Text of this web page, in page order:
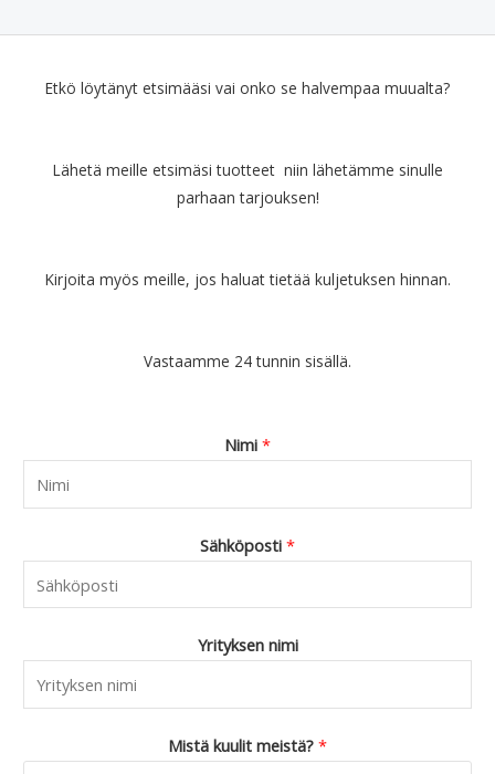
Etkö löytänyt etsimääsi vai onko se halvempaa muualta?
Lähetä meille etsimäsi tuotteet niin lähetämme sinulle
parhaan tarjouksen!
Kirjoita myös meille, jos haluat tietää kuljetuksen hinnan.
Vastaamme 24 tunnin sisällä.
Nimi *
Sähköposti *
Yrityksen nimi
Mistä kuulit meistä? *